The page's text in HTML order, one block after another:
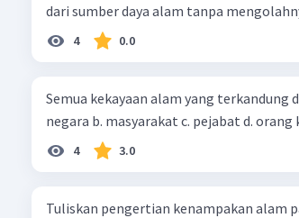
dari sumber daya alam tanpa
4 0.0
Semua kekayaan alam yang terkandung
negara b. masyarakat c. pejabat d. orang
4 3.0
Tuliskan pengertian kenampakan alam